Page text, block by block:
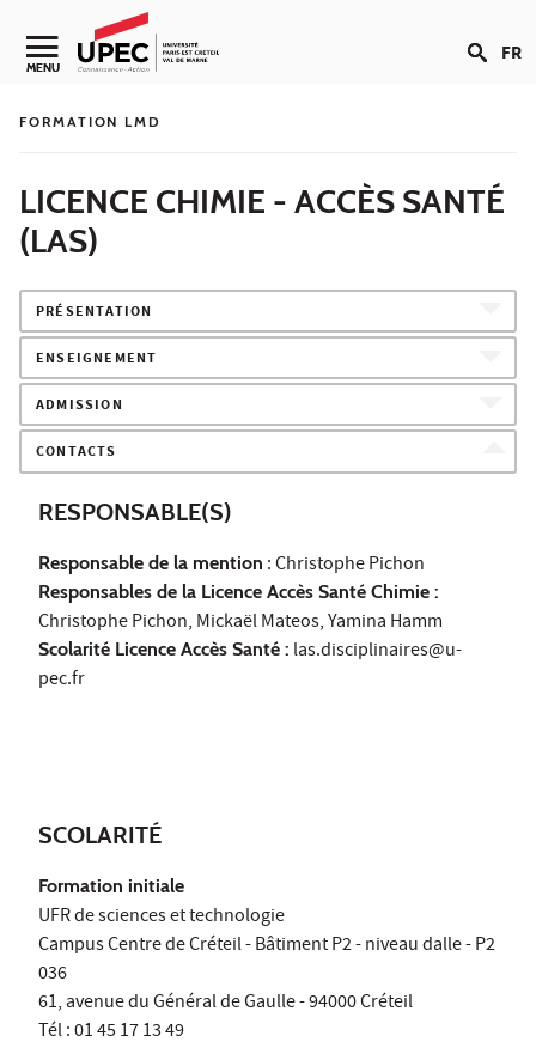
Aller au contenu
Navigation secondaire
MENU FR
FORMATION LMD
LICENCE CHIMIE - ACCÈS SANTÉ
(LAS)
PRÉSENTATION
ENSEIGNEMENT
ADMISSION
CONTACTS
RESPONSABLE(S)
Responsable de la mention : Christophe Pichon
Responsables de la Licence Accès Santé Chimie :
Christophe Pichon, Mickaël Mateos, Yamina Hamm
Scolarité Licence Accès Santé : las.disciplinaires@u-
pec.fr
SCOLARITÉ
Formation initiale
UFR de sciences et technologie
Campus Centre de Créteil - Bâtiment P2 - niveau dalle - P2
036
61, avenue du Général de Gaulle - 94000 Créteil
Tél : 01 45 17 13 49